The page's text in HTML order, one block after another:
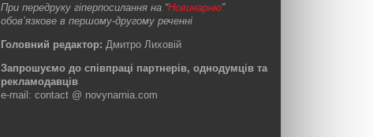
При передруку гіперпосилання на “Новинарню”
обов’язкове в першому-другому реченні
Головний редактор: Дмитро Лиховій
Запрошуємо до співпраці партнерів, однодумців та
рекламодавців
e-mail: contact @ novynarnia.com